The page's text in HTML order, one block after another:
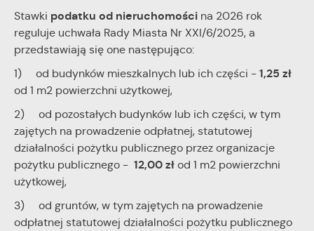
Stawki podatku od nieruchomości na 2026 rok
reguluje uchwała Rady Miasta Nr XXI/6/2025, a
przedstawiają się one następująco:
1) od budynków mieszkalnych lub ich części - 1,25 zł
od 1 m2 powierzchni użytkowej,
2) od pozostałych budynków lub ich części, w tym
zajętych na prowadzenie odpłatnej, statutowej
działalności pożytku publicznego przez organizacje
pożytku publicznego - 12,00 zł od 1 m2 powierzchni
użytkowej,
3) od gruntów, w tym zajętych na prowadzenie
odpłatnej statutowej działalności pożytku publicznego